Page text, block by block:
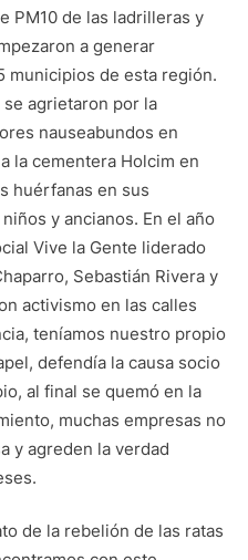
PM10 de las ladrilleras y
a generar
municipios de esta región.
se agrietaron por la
nauseabundos en
la cementera Holcim en
huérfanas en sus
y ancianos. En el año
Vive la Gente liderado
Sebastián Rivera y
activismo en las calles
teníamos nuestro propio
defendía la causa socio
al final se quemó en la
muchas empresas no
y agreden la verdad
de la rebelión de las ratas